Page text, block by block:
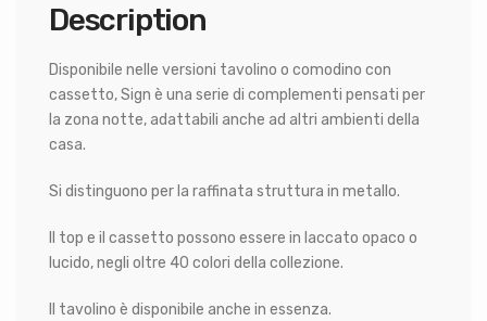
Description
Disponibile nelle versioni tavolino o comodino con
cassetto, Sign è una serie di complementi pensati per
la zona notte, adattabili anche ad altri ambienti della
casa.
Si distinguono per la raffinata struttura in metallo.
Il top e il cassetto possono essere in laccato opaco o
lucido, negli oltre 40 colori della collezione.
Il tavolino è disponibile anche in essenza.